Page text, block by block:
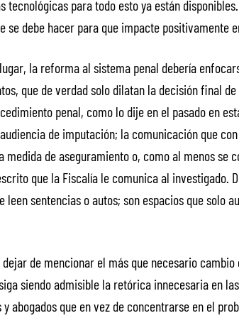
tecnológicas para todo esto ya están
se debe hacer para que impacte positivamente
la reforma al sistema penal debería
que de verdad solo dilatan la decisión final
penal, como lo dije en el pasado en
de imputación; la comunicación que
medida de aseguramiento o, como al menos
que la Fiscalía le comunica al investigado.
leen sentencias o autos; son espacios que solo
dejar de mencionar el más que necesario
siendo admisible la retórica innecesaria en
abogados que en vez de concentrarse en el